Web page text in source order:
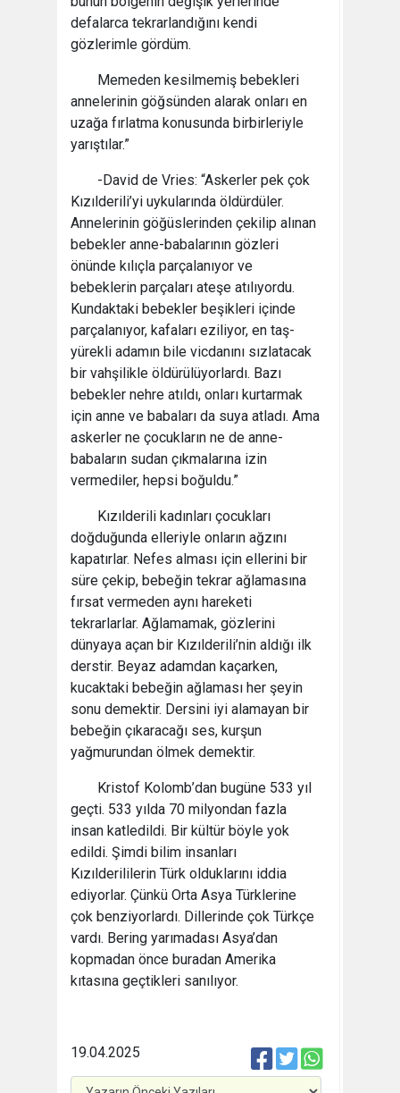
defalarca tekrarlandığını kendi
gözlerimle gördüm.
Memeden kesilmemiş bebekleri
annelerinin göğsünden alarak onları en
uzağa fırlatma konusunda birbirleriyle
yarıştılar.”
-David de Vries: “Askerler pek çok
Kızılderili’yi uykularında öldürdüler.
Annelerinin göğüslerinden çekilip alınan
bebekler anne-babalarının gözleri
önünde kılıçla parçalanıyor ve
bebeklerin parçaları ateşe atılıyordu.
Kundaktaki bebekler beşikleri içinde
parçalanıyor, kafaları eziliyor, en taş-
yürekli adamın bile vicdanını sızlatacak
bir vahşilikle öldürülüyorlardı. Bazı
bebekler nehre atıldı, onları kurtarmak
için anne ve babaları da suya atladı. Ama
askerler ne çocukların ne de anne-
babaların sudan çıkmalarına izin
vermediler, hepsi boğuldu.”
Kızılderili kadınları çocukları
doğduğunda elleriyle onların ağzını
kapatırlar. Nefes alması için ellerini bir
süre çekip, bebeğin tekrar ağlamasına
fırsat vermeden aynı hareketi
tekrarlarlar. Ağlamamak, gözlerini
dünyaya açan bir Kızılderili’nin aldığı ilk
derstir. Beyaz adamdan kaçarken,
kucaktaki bebeğin ağlaması her şeyin
sonu demektir. Dersini iyi alamayan bir
bebeğin çıkaracağı ses, kurşun
yağmurundan ölmek demektir.
Kristof Kolomb’dan bugüne 533 yıl
geçti. 533 yılda 70 milyondan fazla
insan katledildi. Bir kültür böyle yok
edildi. Şimdi bilim insanları
Kızılderililerin Türk olduklarını iddia
ediyorlar. Çünkü Orta Asya Türklerine
çok benziyorlardı. Dillerinde çok Türkçe
vardı. Bering yarımadası Asya’dan
kopmadan önce buradan Amerika
kıtasına geçtikleri sanılıyor.
19.04.2025